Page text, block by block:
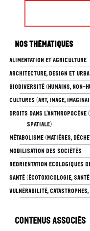
Nos thématiques
ALIMENTATION ET AGRICULTURE
ARCHITECTURE, DESIGN ET
BIODIVERSITÉ (HUMAINS, NON-
CULTURES (ART, IMAGE,
DROITS DANS
SPATIALE)
MÉTABOLISME (MATIÈRES,
MOBILISATION DES SOCIÉTÉS
RÉORIENTATION ÉCOLOGIQUES
SANTÉ (ÉCOTOXICOLOGIE,
VULNÉRABILITÉ,
Contenus associés